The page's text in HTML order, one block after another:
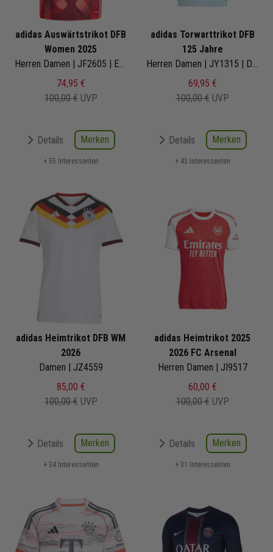
adidas Auswärtstrikot DFB
Women 2025
Herren Damen | JF2605 | EM der Frauen 2025
74,95 €
100,00 € UVP
Details Merken
+ 55 Interessenten
adidas Torwarttrikot DFB
125 Jahre
Herren Damen | JY1315 | DFB 125 Anniversary
69,95 €
100,00 € UVP
Details Merken
+ 43 Interessenten
adidas Heimtrikot DFB WM
2026
Damen | JZ4559
85,00 €
100,00 € UVP
Details Merken
+ 34 Interessenten
adidas Heimtrikot 2025
2026 FC Arsenal
Herren Damen | JI9517
60,00 €
100,00 € UVP
Details Merken
+ 31 Interessenten